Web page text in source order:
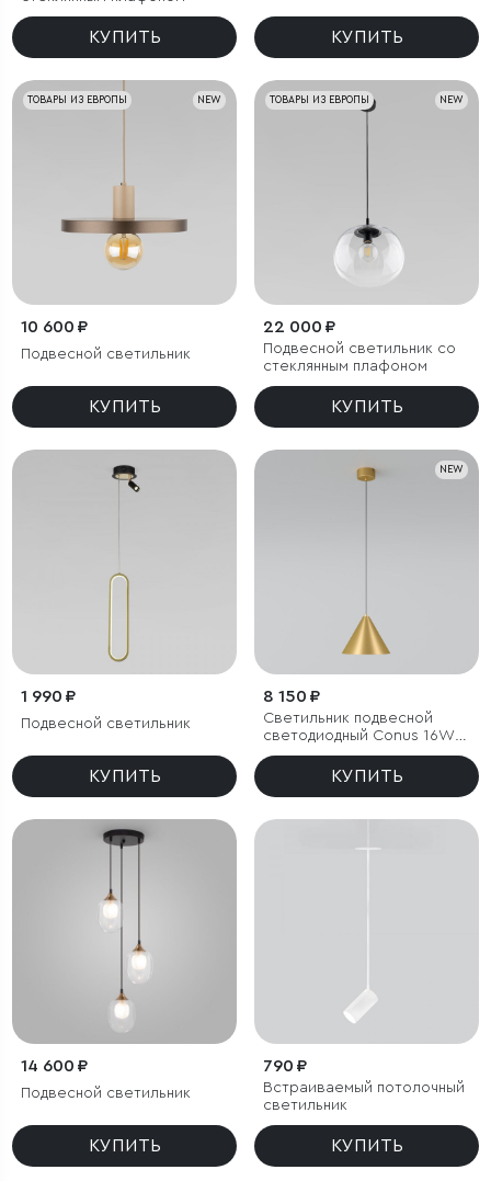
КУПИТЬ КУПИТЬ
NEW
ТОВАРЫ ИЗ ЕВРОПЫ
10 600 ₽
Подвесной светильник
КУПИТЬ
NEW
ТОВАРЫ ИЗ ЕВРОПЫ
22 000 ₽
Подвесной светильник со
стеклянным плафоном
КУПИТЬ
1 990 ₽
Подвесной светильник
КУПИТЬ
NEW
8 150 ₽
Светильник подвесной
светодиодный Conus 16W
4000K золотой
КУПИТЬ
14 600 ₽
Подвесной светильник
КУПИТЬ
790 ₽
Встраиваемый потолочный
светильник
КУПИТЬ